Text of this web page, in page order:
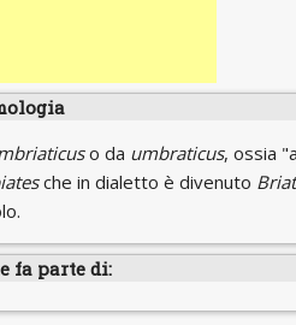
o da umbraticus, ossia
che in dialetto è divenuto
fa parte di: